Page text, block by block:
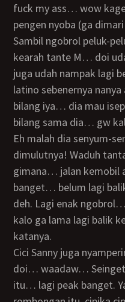
fuck my ass… wow
pengen nyoba (ga
Sambil ngobrol peluk-pelukan, gw searching juga
kearah tante M… doi
juga udah nampak lagi
latino sebenernya
bilang iya… dia mau
bilang sama dia… gw
eh malah dia senyum-senyum. Dia pengen gw keluar
dimulutnya! Waduh
gimana… jalan kemobil
banget… belum lagi
deh. Lagi enak
kalo ga lama lagi balik
katanya.
Cici Sanny juga nyamperin kita… pantat gw diremes
doi… waadaw…
itu… lagi peak banget.